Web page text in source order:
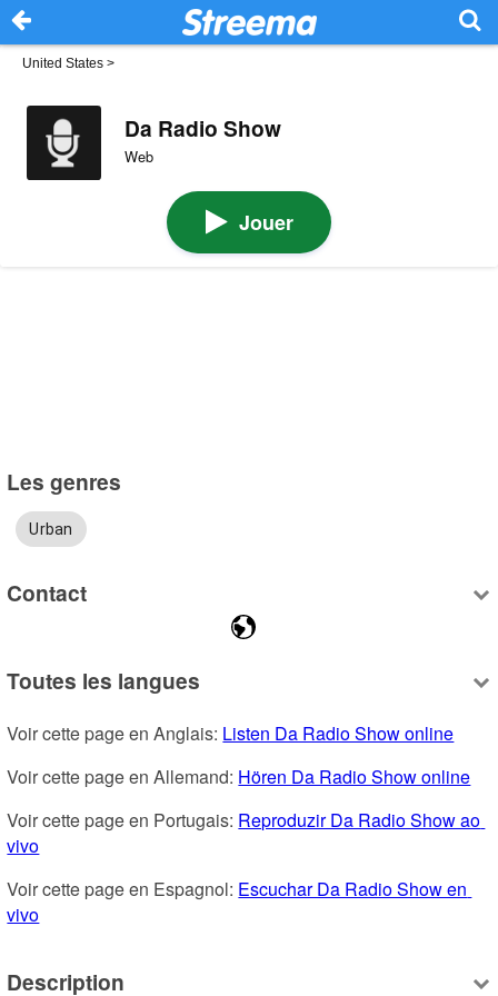
United States >
Da Radio Show
Web
Jouer
Les genres
Urban
Contact
Toutes les langues
Voir cette page en Anglais: Listen Da Radio Show online
Voir cette page en Allemand: Hören Da Radio Show online
Voir cette page en Portugais: Reproduzir Da Radio Show ao
vivo
Voir cette page en Espagnol: Escuchar Da Radio Show en
vivo
Description